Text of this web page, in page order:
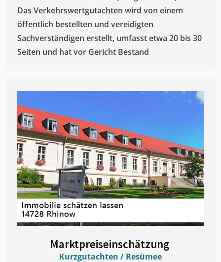
Das Verkehrswertgutachten wird von einem
öffentlich bestellten und vereidigten
Sachverständigen erstellt, umfasst etwa 20 bis 30
Seiten und hat vor Gericht Bestand
Marktpreiseinschätzung ​
Kurzgutachten / Resümee